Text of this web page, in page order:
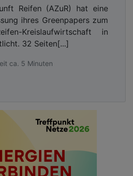
Reifen (AZuR) hat eine
ihres Greenpapers zum
Kreislaufwirtschaft in
32 Seiten[...]
ca. 5 Minuten